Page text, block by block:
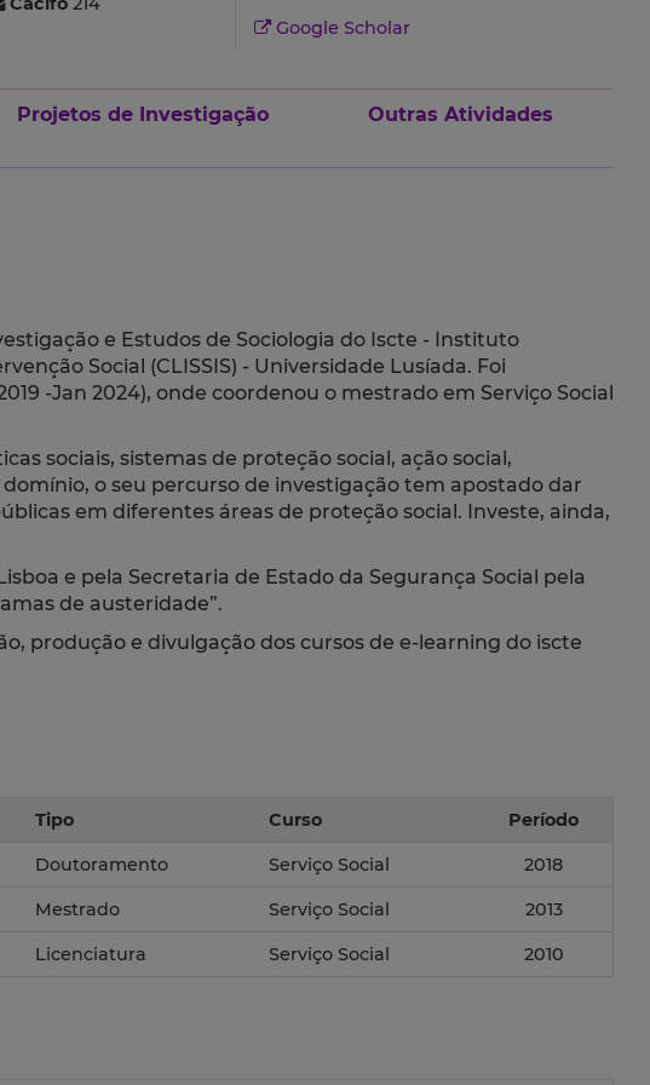
Google Scholar
Projetos de Investigação Outras Atividades
e Estudos de Sociologia do Iscte - Instituto
Social (CLISSIS) - Universidade Lusíada. Foi
-Jan 2024), onde coordenou o mestrado em Serviço Social
sociais, sistemas de proteção social, ação social,
o seu percurso de investigação tem apostado dar
em diferentes áreas de proteção social. Investe, ainda,
e pela Secretaria de Estado da Segurança Social pela
de austeridade”.
produção e divulgação dos cursos de e-learning do iscte
Tipo Curso Período
Doutoramento Serviço Social 2018
Mestrado Serviço Social 2013
Licenciatura Serviço Social 2010